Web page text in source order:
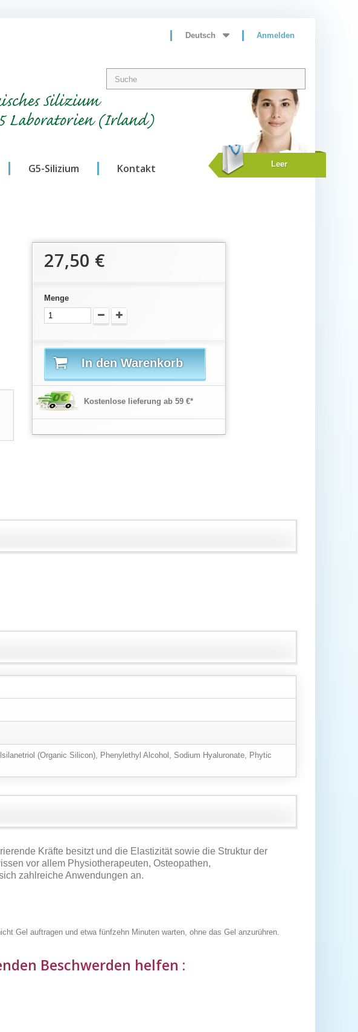
Anmelden
Deutsch
Silizium
Laboratorien (Irland)
Leer
G5-Silizium Kontakt
27,50 €
Menge
In den Warenkorb
Kostenlose lieferung ab 59 €*
(Organic Silicon), Phenylethyl Alcohol, Sodium Hyaluronate, Phytic
Kräfte besitzt und die Elastizität sowie die Struktur der
vor allem Physiotherapeuten, Osteopathen,
zahlreiche Anwendungen an.
Gel auftragen und etwa fünfzehn Minuten warten, ohne das Gel anzurühren.
Beschwerden helfen :